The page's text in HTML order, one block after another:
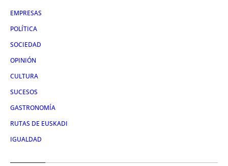
EMPRESAS
POLÍTICA
SOCIEDAD
OPINIÓN
CULTURA
SUCESOS
GASTRONOMÍA
RUTAS DE EUSKADI
IGUALDAD